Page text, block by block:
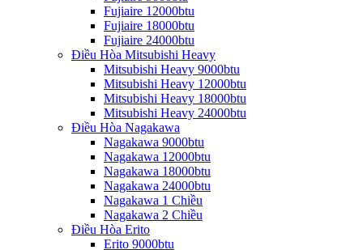
Fujiaire 12000btu
Fujiaire 18000btu
Fujiaire 24000btu
Điều Hòa Mitsubishi Heavy
Mitsubishi Heavy 9000btu
Mitsubishi Heavy 12000btu
Mitsubishi Heavy 18000btu
Mitsubishi Heavy 24000btu
Điều Hòa Nagakawa
Nagakawa 9000btu
Nagakawa 12000btu
Nagakawa 18000btu
Nagakawa 24000btu
Nagakawa 1 Chiều
Nagakawa 2 Chiều
Điều Hòa Erito
Erito 9000btu